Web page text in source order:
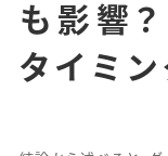
も影響
タイミン